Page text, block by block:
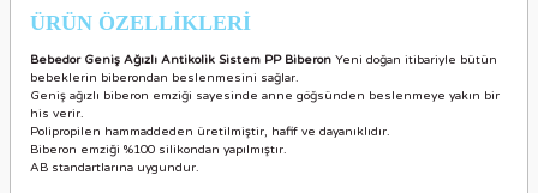
ÜRÜN ÖZELLİKLERİ
Bebedor Geniş Ağızlı Antikolik Sistem PP Biberon Yeni doğan itibariyle bütün
bebeklerin biberondan beslenmesini sağlar.
Geniş ağızlı biberon emziği sayesinde anne göğsünden beslenmeye yakın bir
his verir.
Polipropilen hammaddeden üretilmiştir, hafif ve dayanıklıdır.
Biberon emziği %100 silikondan yapılmıştır.
AB standartlarına uygundur.